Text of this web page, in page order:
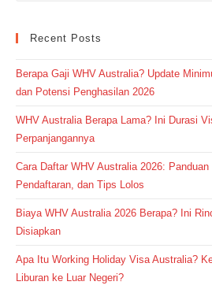
Recent Posts
Berapa Gaji WHV Australia? Update
dan Potensi Penghasilan 2026
WHV Australia Berapa Lama? Ini Durasi
Perpanjangannya
Cara Daftar WHV Australia 2026:
Pendaftaran, dan Tips Lolos
Biaya WHV Australia 2026 Berapa? Ini
Disiapkan
Apa Itu Working Holiday Visa Australia?
Liburan ke Luar Negeri?